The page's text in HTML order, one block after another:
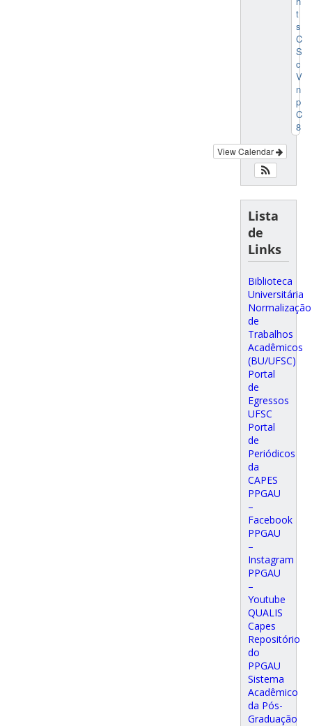
t
s
C
S
c
V
n
p
C
8
View Calendar
Lista
de
Links
Biblioteca
Universitária
Normalização
de
Trabalhos
Acadêmicos
(BU/UFSC)
Portal
de
Egressos
UFSC
Portal
de
Periódicos
da
CAPES
PPGAU
–
Facebook
PPGAU
–
Instagram
PPGAU
–
Youtube
QUALIS
Capes
Repositório
do
PPGAU
Sistema
Acadêmico
da Pós-
Graduação